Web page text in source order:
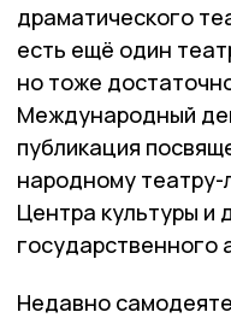
драматического
есть ещё один
но тоже
Международный
публикация
народному театру-
Центра культуры и
государственного
Недавно